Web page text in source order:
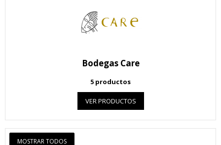
Bodegas Care
5 productos
VER PRODUCTOS
MOSTRAR TODOS